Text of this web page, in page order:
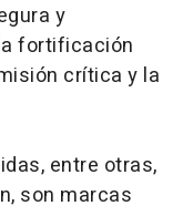
y
fortificación
crítica y la
entre otras,
son marcas